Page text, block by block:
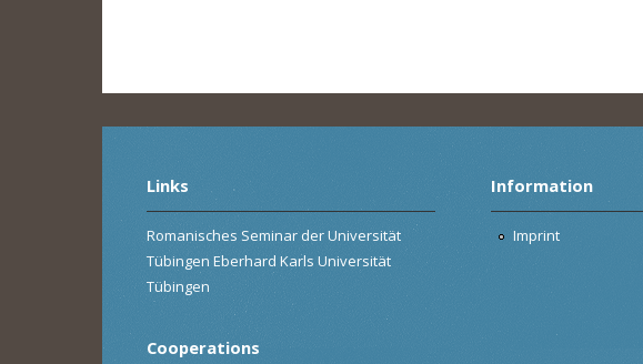
Links
Romanisches Seminar der Universität
Tübingen Eberhard Karls Universität
Tübingen
Information
Imprint
Cooperations